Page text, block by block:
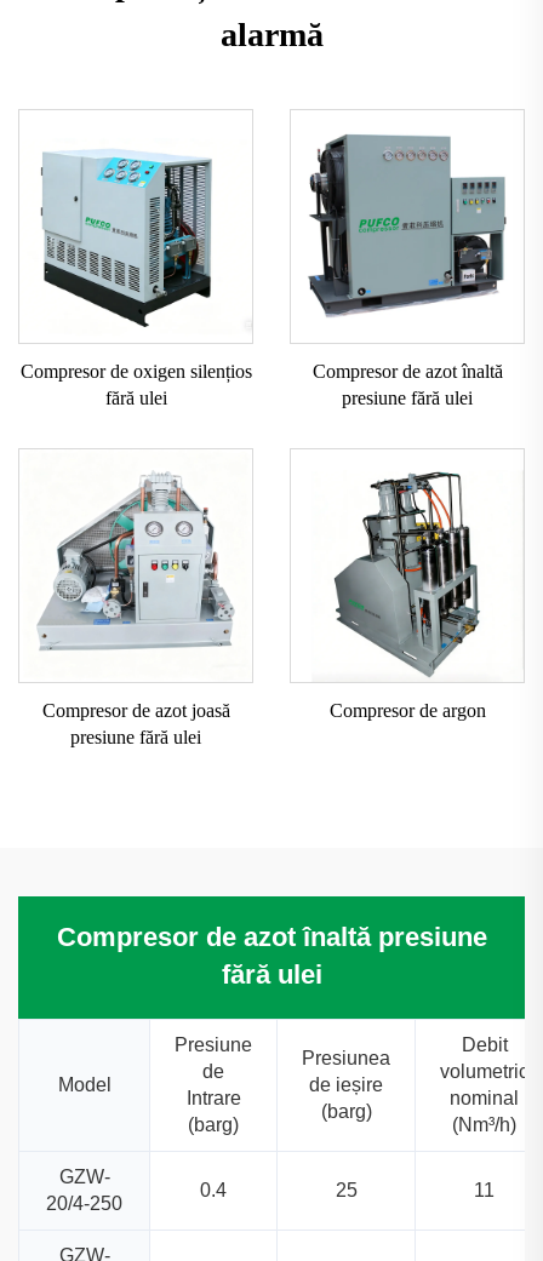
alarmă
Compresor de oxigen silențios
fără ulei
Compresor de azot înaltă
presiune fără ulei
Compresor de azot joasă
presiune fără ulei
Compresor de argon
Compresor de azot înaltă presiune
fără ulei
Model
Presiune
de
Intrare
(barg)
Presiunea
de ieșire
(barg)
Debit
volumetric
nominal
(Nm³/h)
GZW-
20/4-250
0.4 25 11
GZW-